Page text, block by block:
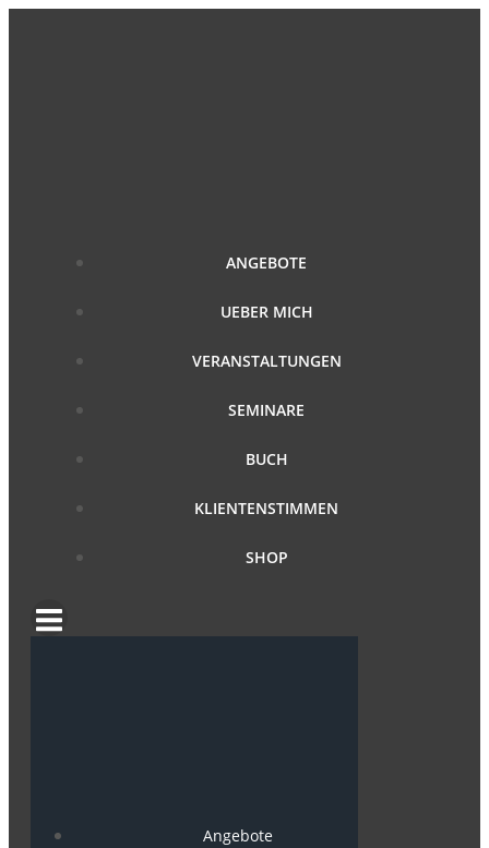
ANGEBOTE
UEBER MICH
VERANSTALTUNGEN
SEMINARE
BUCH
KLIENTENSTIMMEN
SHOP
Angebote